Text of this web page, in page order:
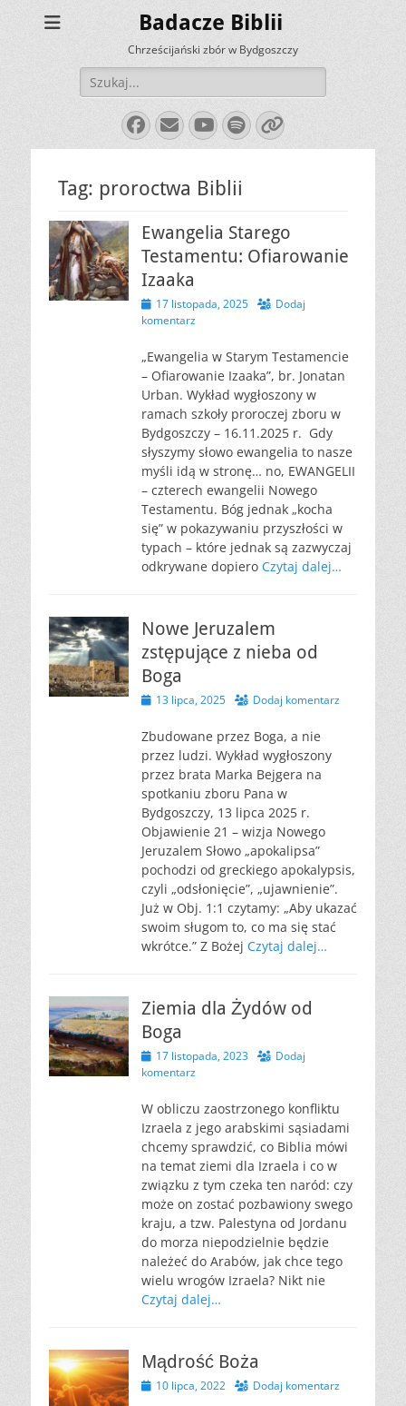
Badacze Biblii
Chrześcijański zbór w Bydgoszczy
Szukaj:
Facebook
E-
mail
YouTube
Spotify
Link
Tag: proroctwa Biblii
Ewangelia Starego
Testamentu: Ofiarowanie
Izaaka
Opublikowano
17 listopada, 2025
Dodaj
komentarz
„Ewangelia w Starym Testamencie
– Ofiarowanie Izaaka”, br. Jonatan
Urban. Wykład wygłoszony w
ramach szkoły proroczej zboru w
Bydgoszczy – 16.11.2025 r. Gdy
słyszymy słowo ewangelia to nasze
myśli idą w stronę… no, EWANGELII
– czterech ewangelii Nowego
Testamentu. Bóg jednak „kocha
się” w pokazywaniu przyszłości w
typach – które jednak są zazwyczaj
odkrywane dopiero Czytaj dalej…
Nowe Jeruzalem
zstępujące z nieba od
Boga
Opublikowano
13 lipca, 2025 Dodaj komentarz
Zbudowane przez Boga, a nie
przez ludzi. Wykład wygłoszony
przez brata Marka Bejgera na
spotkaniu zboru Pana w
Bydgoszczy, 13 lipca 2025 r.
Objawienie 21 – wizja Nowego
Jeruzalem Słowo „apokalipsa”
pochodzi od greckiego apokalypsis,
czyli „odsłonięcie”, „ujawnienie”.
Już w Obj. 1:1 czytamy: „Aby ukazać
swoim sługom to, co ma się stać
wkrótce.” Z Bożej Czytaj dalej…
Ziemia dla Żydów od
Boga
Opublikowano
17 listopada, 2023
Dodaj
komentarz
W obliczu zaostrzonego konfliktu
Izraela z jego arabskimi sąsiadami
chcemy sprawdzić, co Biblia mówi
na temat ziemi dla Izraela i co w
związku z tym czeka ten naród: czy
może on zostać pozbawiony swego
kraju, a tzw. Palestyna od Jordanu
do morza niepodzielnie będzie
należeć do Arabów, jak chce tego
wielu wrogów Izraela? Nikt nie
Czytaj dalej…
Mądrość Boża
Opublikowano
10 lipca, 2022 Dodaj komentarz